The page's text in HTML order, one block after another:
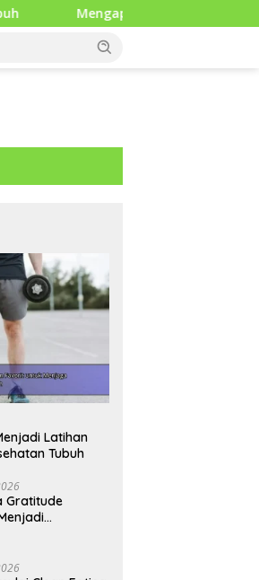
Gratitude Practice Menjadi Kebiasaan
Latihan
Tubuh
Gratitude